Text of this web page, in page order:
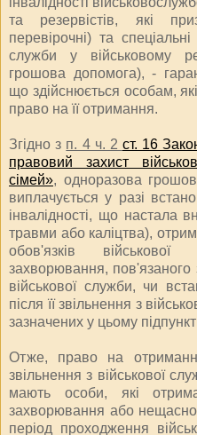
та резервістів, які
перевірочні) та
служби у військовому
грошова допомога), -
що здійснюється особам,
право на її отримання.
Згідно з п. 4 ч. 2ст. 16
правовий захист
сімей», одноразова
виплачується у разі
інвалідності, що настала
травми або каліцтва),
обов'язків
захворювання,
військової служби, чи
після її звільнення з
зазначених у цьому
Отже, право на
звільнення з військової
мають особи, які
захворювання або
період проходження